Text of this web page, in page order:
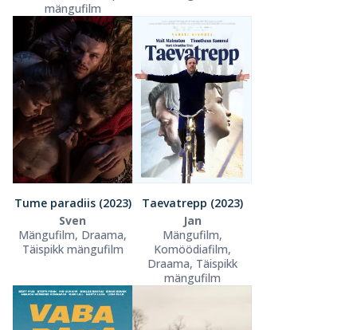
mängufilm
Tume paradiis (2023)
Sven
Mängufilm, Draama,
Täispikk mängufilm
Taevatrepp (2023)
Jan
Mängufilm,
Komöödiafilm,
Draama, Täispikk
mängufilm